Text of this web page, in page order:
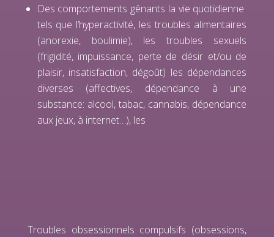
Des comportements gênants la vie quotidienne
tels que l’hyperactivité, les troubles alimentaires
(anorexie, boulimie), les troubles sexuels
(frigidité, impuissance, perte de désir et/ou de
plaisir, insatisfaction, dégoût) les dépendances
diverses (affectives, dépendance à une
substance: alcool, tabac, cannabis, dépendance
aux jeux, à internet…), les
Troubles obsessionnels compulsifs (obsessions,